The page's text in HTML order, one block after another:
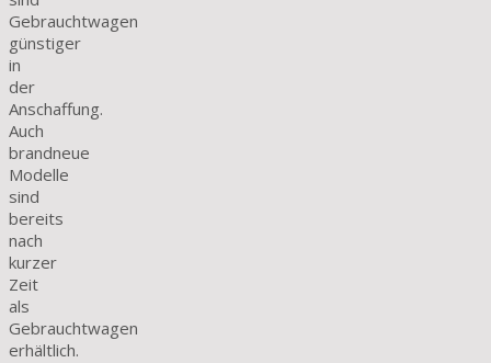
Gebrauchtwagen
günstiger
in
der
Anschaffung.
Auch
brandneue
Modelle
sind
bereits
nach
kurzer
Zeit
als
Gebrauchtwagen
erhältlich.